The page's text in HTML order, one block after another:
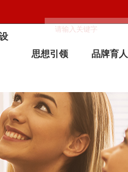
思想引领
品牌育人